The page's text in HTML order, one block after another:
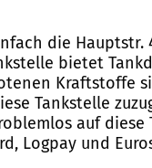
die
bietet
Kraftstoffe
Tankstelle
auf
Logpay und